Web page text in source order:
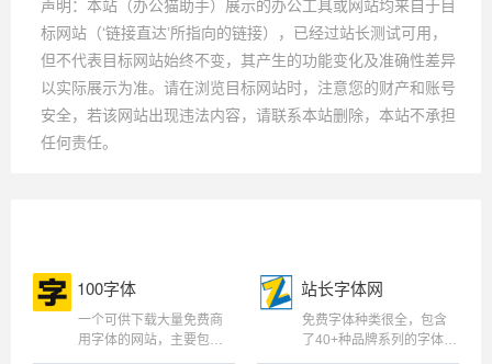
声明：本站（办公猫助手）展示的办公工具或网站均来自于目
标网站（‘链接直达’所指向的链接），已经过站长测试可用，
但不代表目标网站始终不变，其产生的功能变化及准确性差异
以实际展示为准。请在浏览目标网站时，注意您的财产和账号
安全，若该网站出现违法内容，请联系本站删除，本站不承担
任何责任。
100字体
一个可供下载大量免费商
用字体的网站，主要包含
思源黑体、思源宋体、阿
站长字体网
免费字体种类很全，包含
了40+种品牌系列的字体，
以及35种风格不同的字